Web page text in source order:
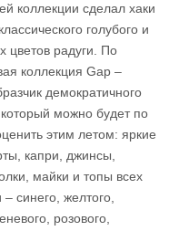
коллекции сделал хаки
голубого и
цветов радуги. По
коллекция Gap –
демократичного
можно будет по
этим летом: яркие
капри, джинсы,
майки и топы всех
– синего, желтого,
розового,